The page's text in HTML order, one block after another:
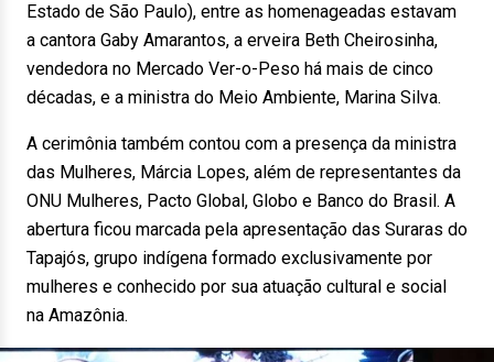
Estado de São Paulo), entre as homenageadas estavam
a cantora Gaby Amarantos, a erveira Beth Cheirosinha,
vendedora no Mercado Ver-o-Peso há mais de cinco
décadas, e a ministra do Meio Ambiente, Marina Silva.
A cerimônia também contou com a presença da ministra
das Mulheres, Márcia Lopes, além de representantes da
ONU Mulheres, Pacto Global, Globo e Banco do Brasil. A
abertura ficou marcada pela apresentação das Suraras do
Tapajós, grupo indígena formado exclusivamente por
mulheres e conhecido por sua atuação cultural e social
na Amazônia.